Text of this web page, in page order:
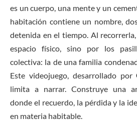
es un cuerpo, una mente y un
habitación contiene un nombre,
detenida en el tiempo. Al
espacio físico, sino por los
colectiva: la de una familia
Este videojuego, desarrollado por
limita a narrar. Construye una
donde el recuerdo, la pérdida y la
en materia habitable.